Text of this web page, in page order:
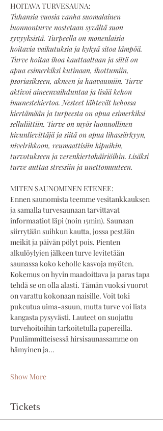
HOITAVA TURVESAUNA:
Tuhansia vuosia vanha suomalainen
luonnonturve nostetaan syvältä suon
syvyyksistä. Turpeella on monenlaisia
hoitavia vaikutuksia ja kykyä sitoa lämpöä.
Turve hoitaa ihoa kauttaaltaan ja siitä on
apua esimerkiksi kutinaan, ihottumiin,
psoriasikseen, akneen ja haavaumiin. Turve
aktivoi aineenvaihduntaa ja lisää kehon
imunestekiertoa. Nesteet lähtevät kehossa
kiertämään ja turpeesta on apua esimerkiksi
selluliittiin. Turve on myös luonnollinen
kivunlievittäjä ja siitä on apua lihassärkyyn,
nivelrikkoon, reumaattisiin kipuihin,
turvotukseen ja verenkiertohäiriöihin. Lisäksi
turve auttaa stressiin ja unettomuuteen.
MITEN SAUNOMINEN ETENEE:
Ennen saunomista teemme vesitankkauksen
ja samalla turvesaunaan tarvittavat
informaatiot läpi (noin 15min). Saunaan
siirrytään suihkun kautta, jossa pestään
meikit ja päivän pölyt pois. Pienten
alkulöylyjen jälkeen turve levitetään
saunassa koko keholle kasvoja myöten.
Kokemus on hyvin maadoittava ja paras tapa
tehdä se on olla alasti. Tämän vuoksi vuorot
on varattu kokonaan naisille. Voit toki
pukeutua uima-asuun, mutta turve voi liata
kangasta pysyvästi. Lauteet on suojattu
turvehoitoihin tarkoitetulla papereilla.
Puulämmitteisessä hirsisaunassamme on
hämyinen ja…
Show More
Tickets